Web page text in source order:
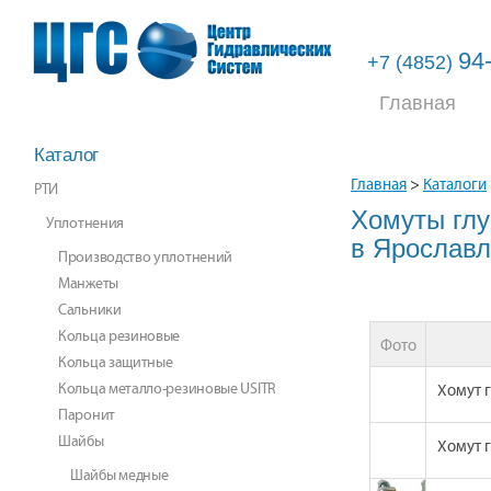
+7 (4852)
Главная
Главная > Каталоги
Хомуты
в
Фото
Хомут
Хомут
Каталог
РТИ
Уплотнения
Производство уплотнений
Манжеты
Сальники
Кольца резиновые
Кольца защитные
Кольца металло-резиновые USITR
Паронит
Шайбы
Шайбы медные